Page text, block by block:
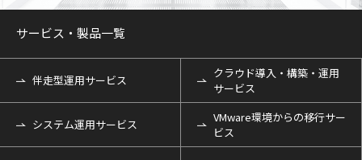
サービス・製品一覧
伴走型運用サービス
クラウド導入・構築・運用
サービス
システム運用サービス
VMware環境からの移行サー
ビス